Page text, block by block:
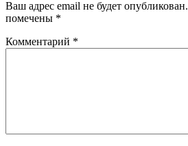
Ваш адрес email не будет опубликован.
помечены *
Комментарий *